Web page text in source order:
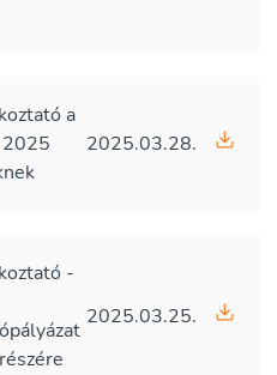
a
2025
2025.03.28.
-
2025.03.25.